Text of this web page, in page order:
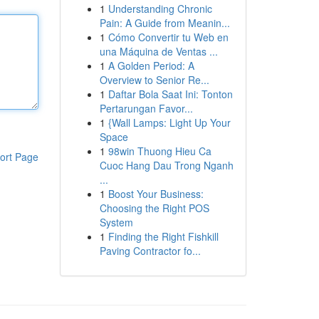
Page
1 Understanding Chronic
Pain: A Guide from Meanin...
1 Cómo Convertir tu Web en
una Máquina de Ventas ...
1 A Golden Period: A
Overview to Senior Re...
1 Daftar Bola Saat Ini: Tonton
Pertarungan Favor...
1 {Wall Lamps: Light Up Your
Space
1 98win Thuong Hieu Ca
Cuoc Hang Dau Trong Nganh
...
1 Boost Your Business:
Choosing the Right POS
System
1 Finding the Right Fishkill
Paving Contractor fo...